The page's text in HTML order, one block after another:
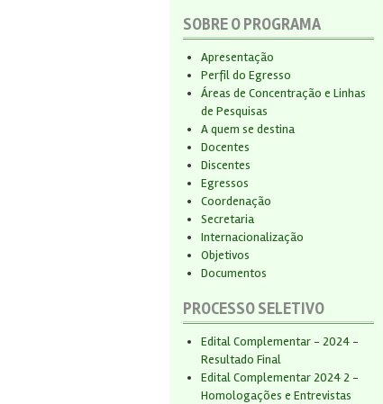
SOBRE O PROGRAMA
Apresentação
Perfil do Egresso
Áreas de Concentração e Linhas
de Pesquisas
A quem se destina
Docentes
Discentes
Egressos
Coordenação
Secretaria
Internacionalização
Objetivos
Documentos
PROCESSO SELETIVO
Edital Complementar - 2024 -
Resultado Final
Edital Complementar 2024 2 -
Homologações e Entrevistas